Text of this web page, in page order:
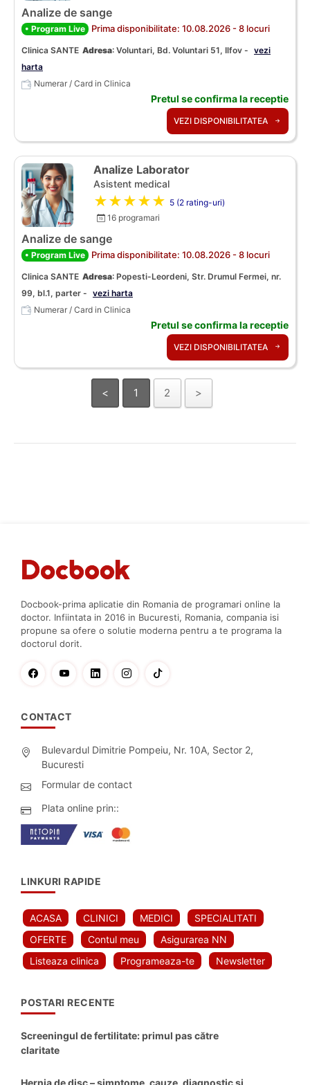
Analize de sange
• Program Live Prima disponibilitate: 10.08.2026 - 8 locuri
Clinica SANTE Adresa: Voluntari, Bd. Voluntari 51, Ilfov - vezi
harta
Numerar / Card in Clinica
Pretul se confirma la receptie
VEZI DISPONIBILITATEA
Analize Laborator
Asistent medical
★★★★★ 5 (2 rating-uri)
16 programari
Analize de sange
• Program Live Prima disponibilitate: 10.08.2026 - 8 locuri
Clinica SANTE Adresa: Popesti-Leordeni, Str. Drumul Fermei, nr.
99, bl.1, parter - vezi harta
Numerar / Card in Clinica
Pretul se confirma la receptie
VEZI DISPONIBILITATEA
< 1 2 >
Docbook-prima aplicatie din Romania de programari online la
doctor. Infiintata in 2016 in Bucuresti, Romania, compania isi
propune sa ofere o solutie moderna pentru a te programa la
doctorul dorit.
CONTACT
Bulevardul Dimitrie Pompeiu, Nr. 10A, Sector 2,
Bucuresti
Formular de contact
Plata online prin::
LINKURI RAPIDE
ACASA CLINICI MEDICI
SPECIALITATI
OFERTE
Contul meu
Asigurarea NN
Listeaza clinica
Programeaza-te Newsletter
POSTARI RECENTE
Screeningul de fertilitate: primul pas către
claritate
Hernia de disc – simptome, cauze, diagnostic și